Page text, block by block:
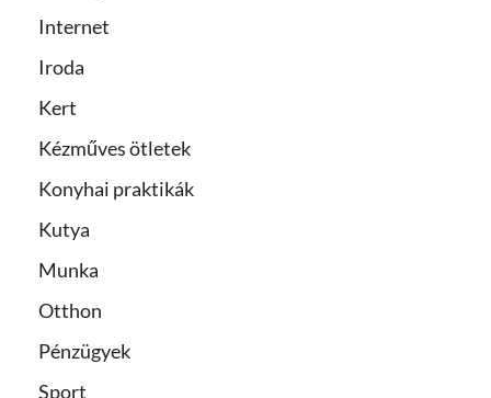
Internet
Iroda
Kert
Kézműves ötletek
Konyhai praktikák
Kutya
Munka
Otthon
Pénzügyek
Sport